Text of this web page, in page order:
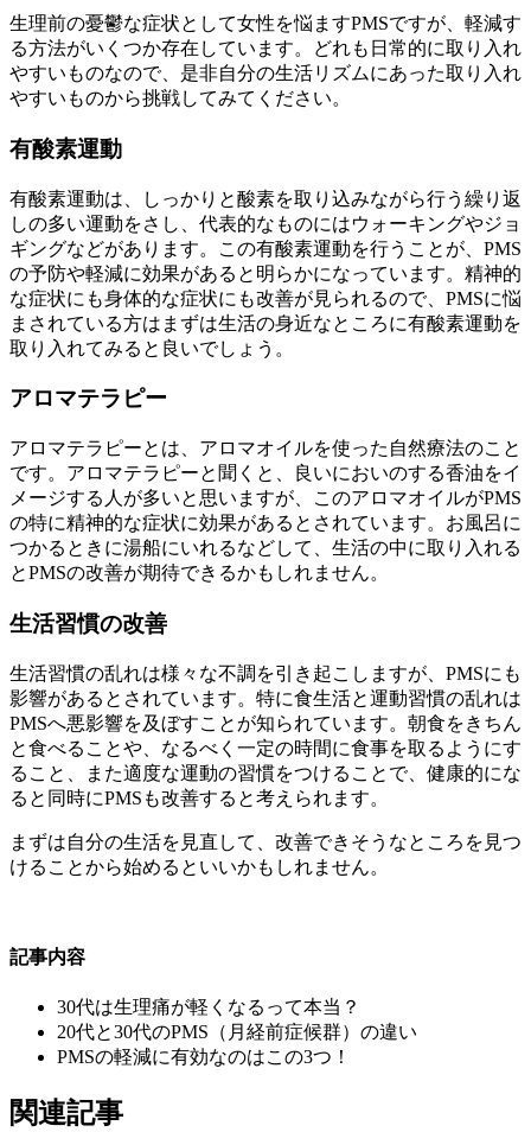
生理前の憂鬱な症状として女性を悩ますPMSですが、軽減す
る方法がいくつか存在しています。どれも日常的に取り入れ
やすいものなので、是非自分の生活リズムにあった取り入れ
やすいものから挑戦してみてください。
有酸素運動
有酸素運動は、しっかりと酸素を取り込みながら行う繰り返
しの多い運動をさし、代表的なものにはウォーキングやジョ
ギングなどがあります。この有酸素運動を行うことが、PMS
の予防や軽減に効果があると明らかになっています。精神的
な症状にも身体的な症状にも改善が見られるので、PMSに悩
まされている方はまずは生活の身近なところに有酸素運動を
取り入れてみると良いでしょう。
アロマテラピー
アロマテラピーとは、アロマオイルを使った自然療法のこと
です。アロマテラピーと聞くと、良いにおいのする香油をイ
メージする人が多いと思いますが、このアロマオイルがPMS
の特に精神的な症状に効果があるとされています。お風呂に
つかるときに湯船にいれるなどして、生活の中に取り入れる
とPMSの改善が期待できるかもしれません。
生活習慣の改善
生活習慣の乱れは様々な不調を引き起こしますが、PMSにも
影響があるとされています。特に食生活と運動習慣の乱れは
PMSへ悪影響を及ぼすことが知られています。朝食をきちん
と食べることや、なるべく一定の時間に食事を取るようにす
ること、また適度な運動の習慣をつけることで、健康的にな
ると同時にPMSも改善すると考えられます。
まずは自分の生活を見直して、改善できそうなところを見つ
けることから始めるといいかもしれません。
記事内容
30代は生理痛が軽くなるって本当？
20代と30代のPMS（月経前症候群）の違い
PMSの軽減に有効なのはこの3つ！
関連記事